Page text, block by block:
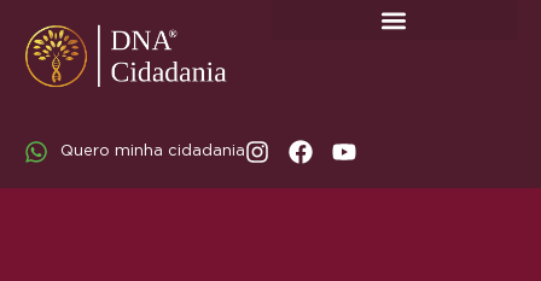
Quero minha cidadania